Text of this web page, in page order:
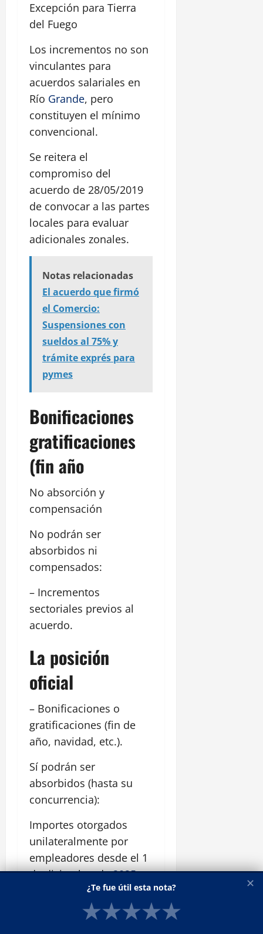
Excepción para Tierra
del Fuego
Los incrementos no son
vinculantes para
acuerdos salariales en
Río Grande, pero
constituyen el mínimo
convencional.
Se reitera el
compromiso del
acuerdo de 28/05/2019
de convocar a las partes
locales para evaluar
adicionales zonales.
Notas relacionadas
El acuerdo que firmó
el Comercio:
Suspensiones con
sueldos al 75% y
trámite exprés para
pymes
Bonificaciones
gratificaciones
(fin año
No absorción y
compensación
No podrán ser
absorbidos ni
compensados:
– Incrementos
sectoriales previos al
acuerdo.
La posición
oficial
– Bonificaciones o
gratificaciones (fin de
año, navidad, etc.).
Sí podrán ser
absorbidos (hasta su
concurrencia):
Importes otorgados
unilateralmente por
empleadores desde el 1
de diciembre de2025.
Contribución
✕
¿Te fue útil esta nota?
★★★★★